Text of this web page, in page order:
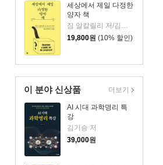
세상에서 제일 다정한
양자 책
짐 알칼릴리 저/김성훈 역
19,800원 (10% 할인)
이 분야 신상품
AI 시대 과학명리 특
강
김기승 저
39,000원
더보기